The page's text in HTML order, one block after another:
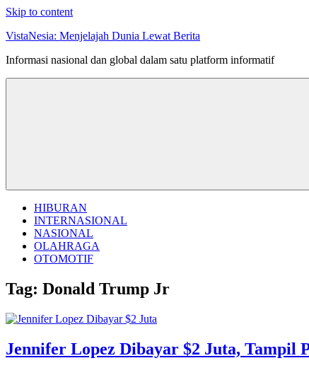
Skip to content
VistaNesia: Menjelajah Dunia Lewat Berita
Informasi nasional dan global dalam satu platform informatif
HIBURAN
INTERNASIONAL
NASIONAL
OLAHRAGA
OTOMOTIF
Tag: Donald Trump Jr
Jennifer Lopez Dibayar $2 Juta,